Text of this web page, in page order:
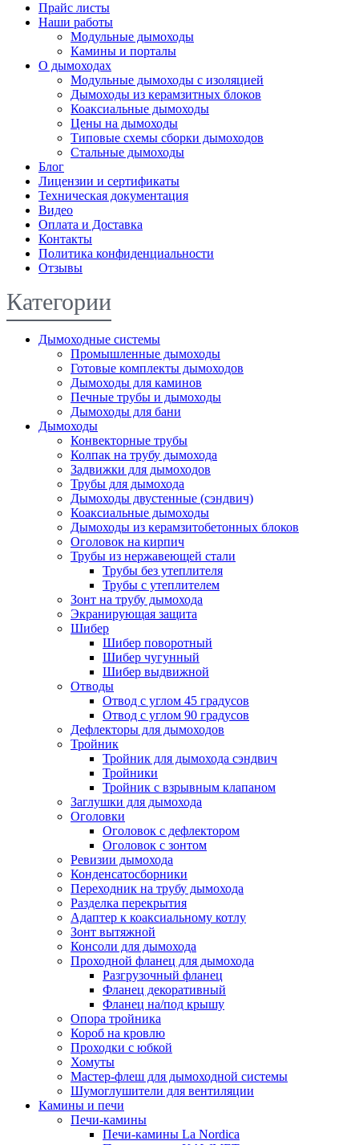
Прайс листы
Наши работы
Модульные дымоходы
Камины и порталы
О дымоходах
Модульные дымоходы с изоляцией
Дымоходы из керамзитных блоков
Коаксиальные дымоходы
Цены на дымоходы
Типовые схемы сборки дымоходов
Стальные дымоходы
Блог
Лицензии и сертификаты
Техническая документация
Видео
Оплата и Доставка
Контакты
Политика конфиденциальности
Отзывы
Категории
Дымоходные системы
Промышленные дымоходы
Готовые комплекты дымоходов
Дымоходы для каминов
Печные трубы и дымоходы
Дымоходы для бани
Дымоходы
Конвекторные трубы
Колпак на трубу дымохода
Задвижки для дымоходов
Трубы для дымохода
Дымоходы двустенные (сэндвич)
Коаксиальные дымоходы
Дымоходы из керамзитобетонных блоков
Оголовок на кирпич
Трубы из нержавеющей стали
Трубы без утеплителя
Трубы с утеплителем
Зонт на трубу дымохода
Экранирующая защита
Шибер
Шибер поворотный
Шибер чугунный
Шибер выдвижной
Отводы
Отвод с углом 45 градусов
Отвод с углом 90 градусов
Дефлекторы для дымоходов
Тройник
Тройник для дымохода сэндвич
Тройники
Тройник с взрывным клапаном
Заглушки для дымохода
Оголовки
Оголовок с дефлектором
Оголовок с зонтом
Ревизии дымохода
Конденсатосборники
Переходник на трубу дымохода
Разделка перекрытия
Адаптер к коаксиальному котлу
Зонт вытяжной
Консоли для дымохода
Проходной фланец для дымохода
Разгрузочный фланец
Фланец декоративный
Фланец на/под крышу
Опора тройника
Короб на кровлю
Проходки с юбкой
Хомуты
Мастер-флеш для дымоходной системы
Шумоглушители для вентиляции
Камины и печи
Печи-камины
Печи-камины La Nordica